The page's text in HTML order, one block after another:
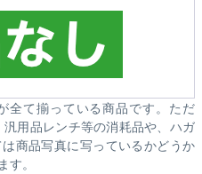
全て揃っている商品です。ただ
用品レンチ等の消耗品や、ハガ
商品写真に写っているかどうか
。